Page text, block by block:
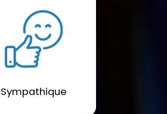
Sympathique